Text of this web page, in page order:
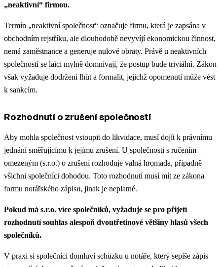
„neaktivní“ firmou.
Termín „neaktivní společnost“ označuje firmu, která je zapsána v
obchodním rejstříku, ale dlouhodobě nevyvíjí ekonomickou činnost,
nemá zaměstnance a generuje nulové obraty. Právě u neaktivních
společností se laici mylně domnívají, že postup bude triviální. Zákon
však vyžaduje dodržení lhůt a formalit, jejichž opomenutí může vést
k sankcím.
Rozhodnutí o zrušení společnosti
Aby mohla společnost vstoupit do likvidace, musí dojít k právnímu
jednání směřujícímu k jejímu zrušení. U společnosti s ručením
omezeným (s.r.o.) o zrušení rozhoduje valná hromada, případně
všichni společníci dohodou. Toto rozhodnutí musí mít ze zákona
formu notářského zápisu, jinak je neplatné.
Pokud má s.r.o. více společníků, vyžaduje se pro přijetí
rozhodnutí souhlas alespoň dvoutřetinové většiny hlasů všech
společníků.
V praxi si společníci domluví schůzku u notáře, který sepíše zápis